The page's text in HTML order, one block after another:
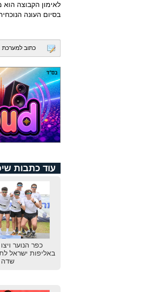
לאימון הקבוצה
בסיום העונה
כתוב למערכת
עוד כתבות
כפר הנוער
באליפות ישראל
שדה